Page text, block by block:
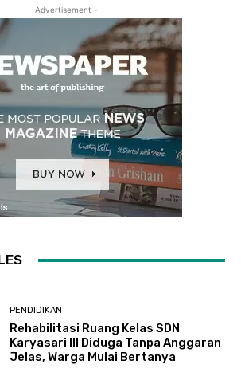
- Advertisement -
PENDIDIKAN
Rehabilitasi Ruang Kelas SDN
Karyasari III Diduga Tanpa Anggaran
Jelas, Warga Mulai Bertanya